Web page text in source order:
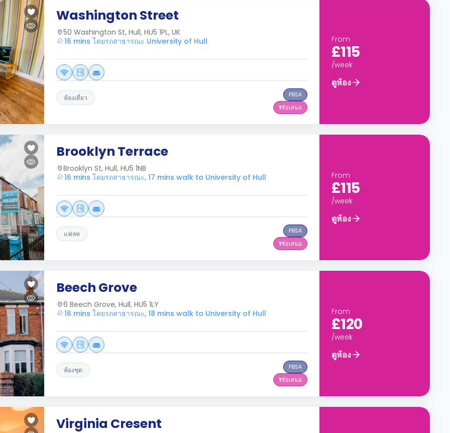
Washington Street
50 Washington St, Hull, HU5 1PL, UK
16 mins โดยรถสาธารณะ University of Hull
ห้องเดี่ยว
PBSA
1ข้อเสนอ
From
£115
/week
ดูห้อง
Brooklyn Terrace
Brooklyn St, Hull, HU5 1NB
16 mins โดยรถสาธารณะ, 17 mins walk to University of Hull
แฟลท
PBSA
1ข้อเสนอ
From
£115
/week
ดูห้อง
Beech Grove
6 Beech Grove, Hull, HU5 1LY
16 mins โดยรถสาธารณะ, 18 mins walk to University of Hull
ห้องชุด
PBSA
1ข้อเสนอ
From
£120
/week
ดูห้อง
Virginia Cresent